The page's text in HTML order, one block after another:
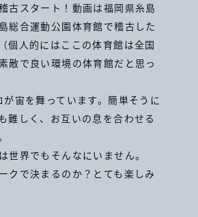
古スタート！動画は福岡県糸島
総合運動公園体育館で稽古した
個人的にはここの体育館は全国
敵で良い環境の体育館だと思っ
宙を舞っています。簡単そうに
難しく、お互いの息を合わせる
世界でもそんなにいません。
クで決まるのか？とても楽しみ